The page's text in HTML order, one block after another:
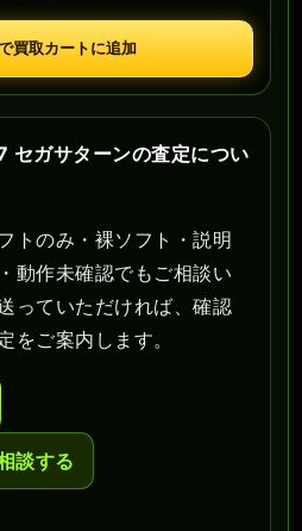
買取カートに追加
セガサターンの査定につい
トのみ・裸ソフト・説明
動作未確認でもご相談い
っていただければ、確認
をご案内します。
談する